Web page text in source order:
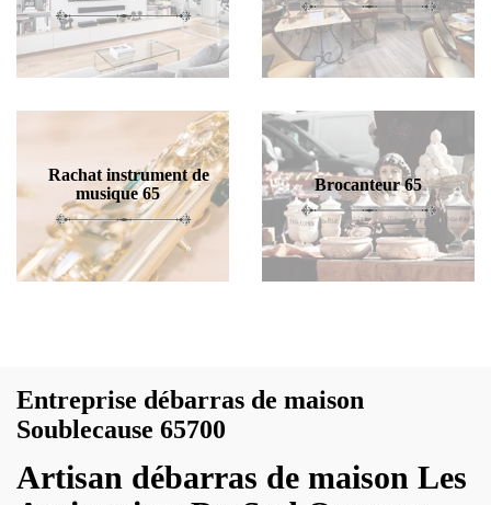
Rachat instrument de
musique 65
Brocanteur 65
Entreprise débarras de maison
Soublecause 65700
Artisan débarras de maison Les